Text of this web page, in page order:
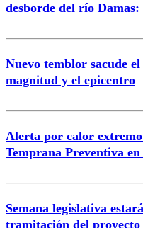
desborde del río
Nuevo temblor sacude
magnitud y el epicentro
Alerta por calor
Temprana Preventiva
Semana legislativa
tramitación del proyecto